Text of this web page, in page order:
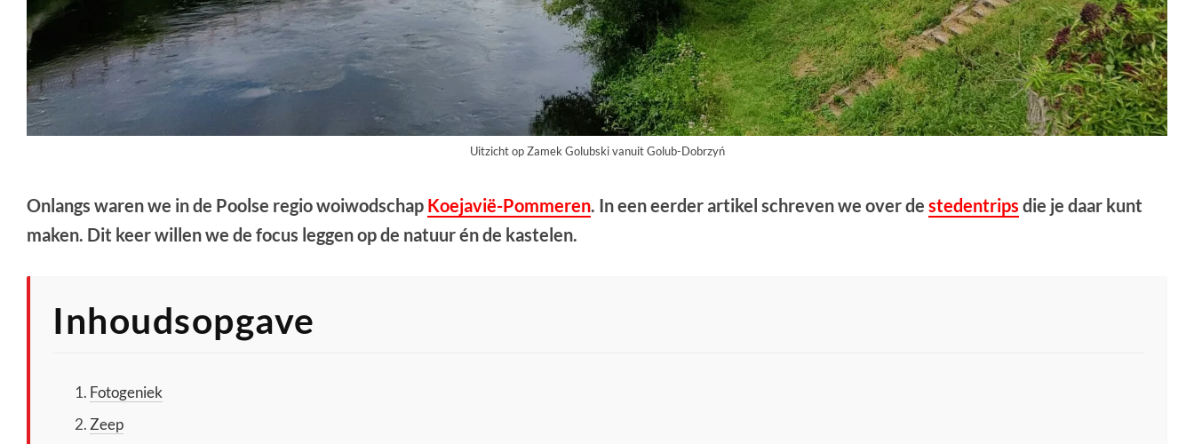
Uitzicht op Zamek Golubski vanuit Golub-Dobrzyń
Onlangs waren we in de Poolse regio woiwodschap Koejavië-Pommeren. In een eerder artikel schreven we over de stedentrips die je daar kunt
maken. Dit keer willen we de focus leggen op de natuur én de kastelen.
Inhoudsopgave
Fotogeniek
Zeep